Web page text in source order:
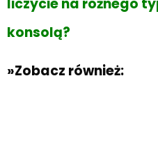
konsolą?
»Zobacz również: